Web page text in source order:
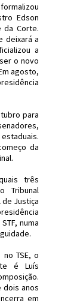
Edson
da Corte.
deixará a
a
o novo
agosto,
para
da
três
Tribunal
de Justiça
numa
TSE, o
é Luís
anos
em